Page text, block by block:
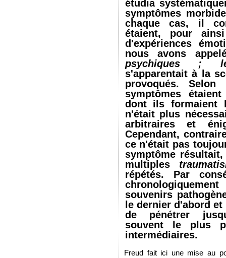
étudia
symptômes
chaque cas, il
étaient, pour
d'expériences
nous avons
psychiques
s'apparentait à la
provoqués. Selon
symptômes
dont ils formaient
n'était plus
arbitraires et
Cependant,
ce n'était pas
symptôme
multiples
répétés. Par
souvenirs
le dernier d'abord
de pénétrer
souvent le plus
intermédiaires.
Freud fait ici une mise au